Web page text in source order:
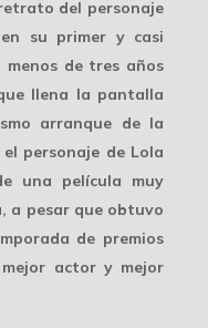
del personaje
su primer y casi
menos de tres años
llena la pantalla
arranque de la
personaje de Lola
una película muy
a pesar que obtuvo
de premios
actor y mejor